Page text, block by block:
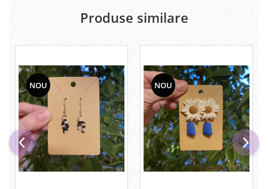
Produse similare
NOU NOU